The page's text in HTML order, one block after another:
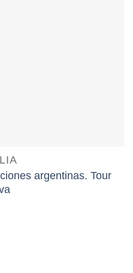
argentinas. Tour